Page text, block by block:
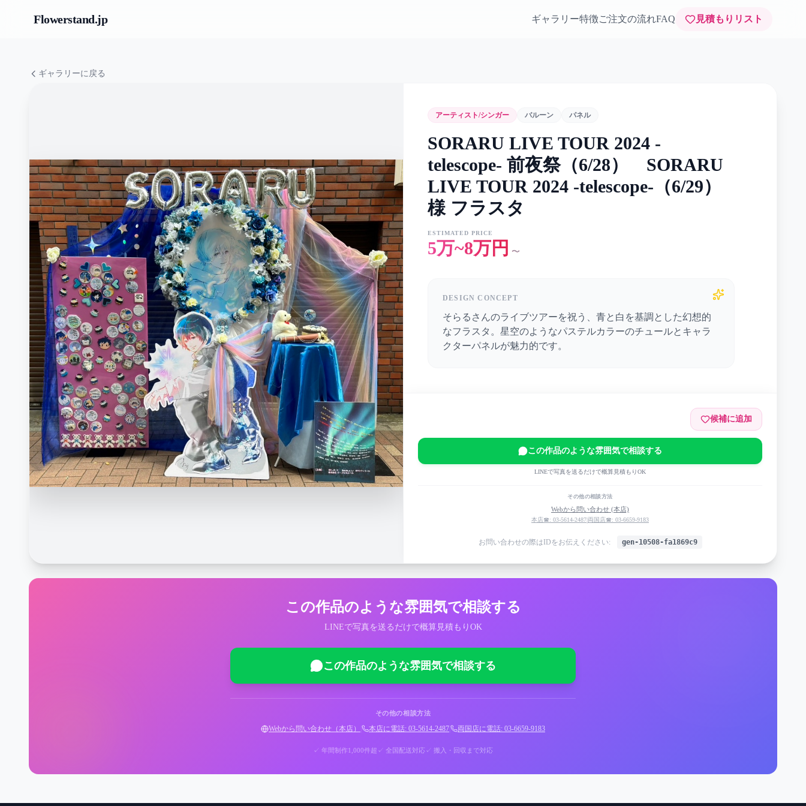
Flowerstand.jp ギャラリー特徴ご注文の流れFAQ 見積もりリスト
ギャラリーに戻る
アーティスト/シンガー バルーン パネル
SORARU LIVE TOUR 2024 -
telescope- 前夜祭（6/28） SORARU
LIVE TOUR 2024 -telescope-（6/29）
様 フラスタ
ESTIMATED PRICE
5万~8万円 〜
DESIGN CONCEPT
そらるさんのライブツアーを祝う、青と白を基調とした幻想的
なフラスタ。星空のようなパステルカラーのチュールとキャラ
クターパネルが魅力的です。
日本武道館
SORARU LIVE TOUR 2024 -telescope- 前夜祭（6/28） SORARU LIVE
TOUR 2024 -telescope-（6/29）
パステル
候補に追加
この作品のような雰囲気で相談する
LINEで写真を送るだけで概算見積もりOK
その他の相談方法
Webから問い合わせ (本店)
本店☎: 03-5614-2487|両国店☎: 03-6659-9183
お問い合わせの際はIDをお伝えください: gen-10508-fa1869c9
この作品のような雰囲気で相談する
LINEで写真を送るだけで概算見積もりOK
この作品のような雰囲気で相談する
その他の相談方法
Webから問い合わせ（本店） 本店に電話: 03-5614-2487 両国店に電話: 03-6659-9183
✓ 年間制作1,000件超 ✓ 全国配送対応✓ 搬入・回収まで対応